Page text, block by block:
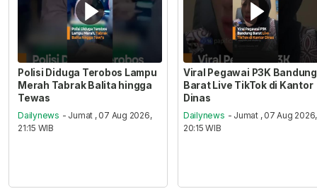
Polisi Diduga Terobos Lampu
Merah Tabrak Balita hingga
Tewas
Dailynews - Jumat , 07 Aug 2026,
21:15 WIB
Viral Pegawai P3K Bandung
Barat Live TikTok di Kantor
Dinas
Dailynews - Jumat , 07 Aug 2026,
20:15 WIB